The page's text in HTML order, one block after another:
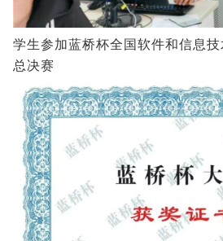
学生参加蓝桥杯全国软件和信息
总决赛